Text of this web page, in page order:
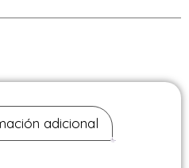
adicional